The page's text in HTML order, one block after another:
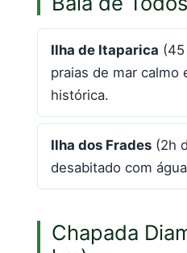
Ilha de Itaparica
praias de mar calmo
histórica.
Ilha dos Frades (2h
desabitado com
Chapada